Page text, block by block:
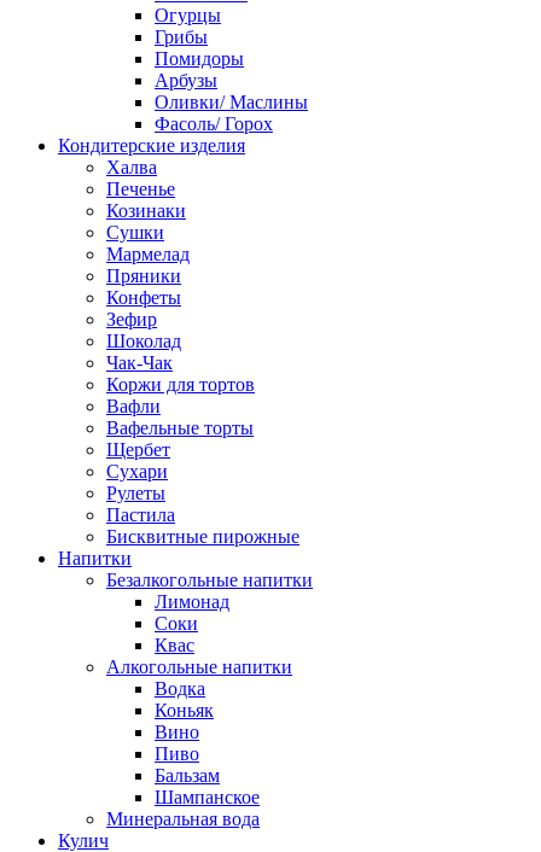
Огурцы
Грибы
Помидоры
Арбузы
Оливки/ Маслины
Фасоль/ Горох
Кондитерские изделия
Халва
Печенье
Козинаки
Сушки
Мармелад
Пряники
Конфеты
Зефир
Шоколад
Чак-Чак
Коржи для тортов
Вафли
Вафельные торты
Щербет
Сухари
Рулеты
Пастила
Бисквитные пирожные
Напитки
Безалкогольные напитки
Лимонад
Соки
Квас
Алкогольные напитки
Водка
Коньяк
Вино
Пиво
Бальзам
Шампанское
Минеральная вода
Кулич